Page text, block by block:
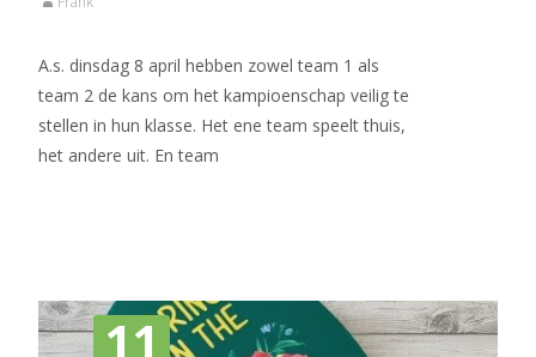
A.s. dinsdag 8 april hebben zowel team 1 als
team 2 de kans om het kampioenschap veilig te
stellen in hun klasse. Het ene team speelt thuis,
het andere uit. En team
11